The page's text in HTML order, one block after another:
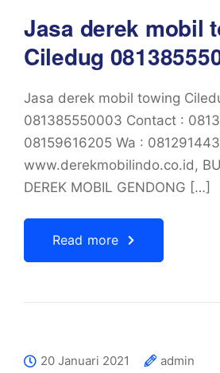
Jasa derek mobil
Ciledug
Jasa derek mobil towing
081385550003 Contact :
08159616205 Wa :
www.derekmobilindo.co.id,
DEREK MOBIL GENDONG […]
Read more
20 Januari 2021
admin